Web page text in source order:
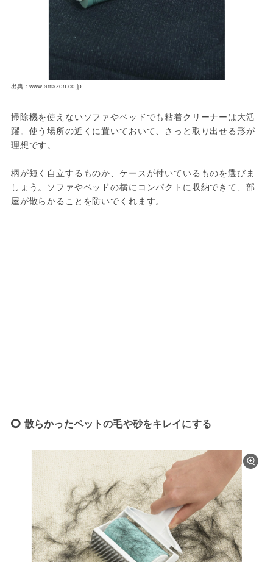
出典：www.amazon.co.jp
掃除機を使えないソファやベッドでも粘着クリーナーは大活
躍。使う場所の近くに置いておいて、さっと取り出せる形が
理想です。
柄が短く自立するものか、ケースが付いているものを選びま
しょう。ソファやベッドの横にコンパクトに収納できて、部
屋が散らかることを防いでくれます。
散らかったペットの毛や砂をキレイにする